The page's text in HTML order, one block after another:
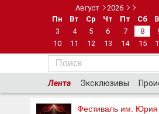
Август
2026
Пн
Вт Ср Чт Пт Сб
3
4 5 6 7 8
10
11 12 13 14 15
Лента Эксклюзивы
Фестиваль им. Юрия